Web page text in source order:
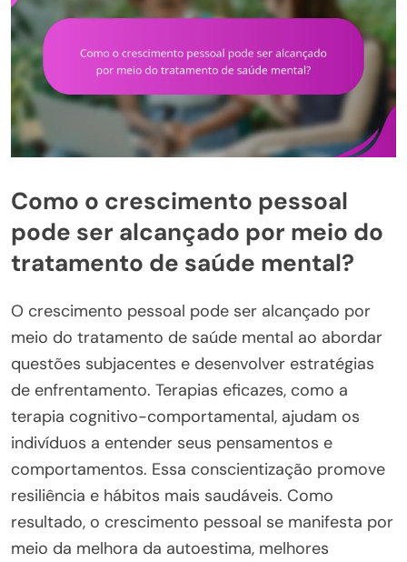
Como o crescimento pessoal
pode ser alcançado por meio do
tratamento de saúde mental?
O crescimento pessoal pode ser alcançado por
meio do tratamento de saúde mental ao abordar
questões subjacentes e desenvolver estratégias
de enfrentamento. Terapias eficazes, como a
terapia cognitivo-comportamental, ajudam os
indivíduos a entender seus pensamentos e
comportamentos. Essa conscientização promove
resiliência e hábitos mais saudáveis. Como
resultado, o crescimento pessoal se manifesta por
meio da melhora da autoestima, melhores